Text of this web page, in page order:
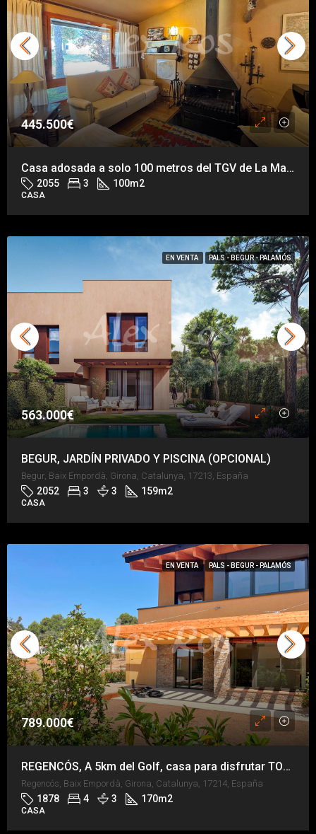
445.500€
Casa adosada a solo 100 metros del TGV de La Masella
2055 3 100m2
CASA
EN VENTA PALS - BEGUR - PALAMÓS
563.000€
BEGUR, JARDÍN PRIVADO Y PISCINA (OPCIONAL)
Begur, Baix Empordà, Girona, Catalunya, 17213, España
2052 3 3 159m2
CASA
EN VENTA PALS - BEGUR - PALAMÓS
789.000€
REGENCÓS, A 5km del Golf, casa para disfrutar TODO el año
Regencós, Baix Empordà, Girona, Catalunya, 17214, España
1878 4 3 170m2
CASA